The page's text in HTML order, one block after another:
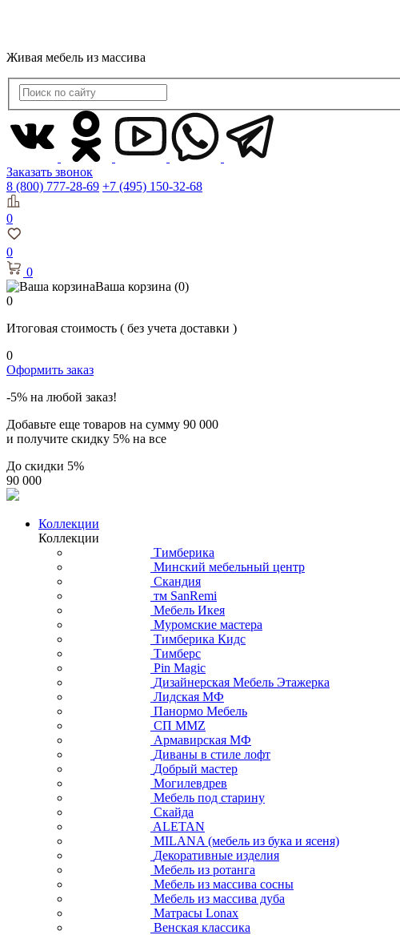
Живая мебель из массива
Заказать звонок
8 (800) 777-28-69 +7 (495) 150-32-68
0
0
0
Ваша корзина (0)
0
Итоговая стоимость ( без учета доставки )
0
Оформить заказ
-5% на любой заказ!
Добавьте еще товаров на сумму 90 000
и получите скидку 5% на все
До скидки 5%
90 000
Коллекции
Коллекции
Тимберика
Минский мебельный центр
Скандия
тм SanRemi
Мебель Икея
Муромские мастера
Тимберика Кидс
Тимберс
Pin Magic
Дизайнерская Мебель Этажерка
Лидская МФ
Панормо Мебель
СП ММZ
Армавирская МФ
Диваны в стиле лофт
Добрый мастер
Могилевдрев
Мебель под старину
Скайда
ALETAN
MILANA (мебель из бука и ясеня)
Декоративные изделия
Мебель из ротанга
Мебель из массива сосны
Мебель из массива дуба
Матрасы Lonax
Венская классика